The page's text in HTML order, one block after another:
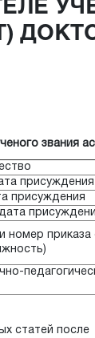
звания
присуждения
присуждения
номер приказа
статей после